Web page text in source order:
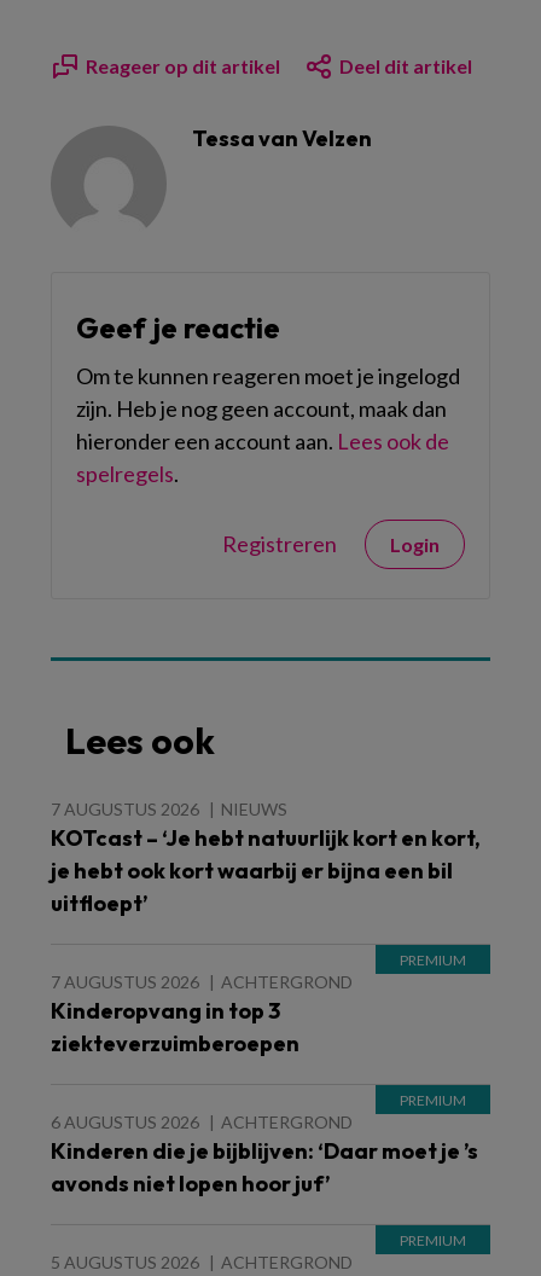
Reageer op dit artikel Deel dit artikel
Tessa van Velzen
Geef je reactie
Om te kunnen reageren moet je ingelogd
zijn. Heb je nog geen account, maak dan
hieronder een account aan. Lees ook de
spelregels.
Registreren Login
Lees ook
7 AUGUSTUS 2026 NIEUWS
KOTcast – ‘Je hebt natuurlijk kort en kort,
je hebt ook kort waarbij er bijna een bil
uitfloept’
7 AUGUSTUS 2026 ACHTERGROND
Kinderopvang in top 3
ziekteverzuimberoepen
6 AUGUSTUS 2026 ACHTERGROND
Kinderen die je bijblijven: ‘Daar moet je ’s
avonds niet lopen hoor juf’
5 AUGUSTUS 2026 ACHTERGROND